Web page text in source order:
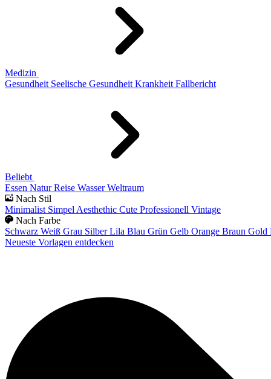
Medizin
Gesundheit Seelische Gesundheit Krankheit Fallbericht
Beliebt
Essen Natur Reise Wasser Weltraum
Nach Stil
Minimalist Simpel Aesthethic Cute Professionell Vintage
Nach Farbe
Schwarz Weiß Grau Silber Lila Blau Grün Gelb Orange Braun Gold
Neueste Vorlagen entdecken